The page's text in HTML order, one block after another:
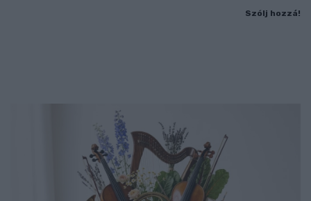
Szólj hozzá!